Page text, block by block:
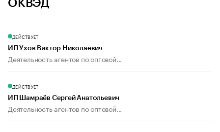
ОКВЭД
ДЕЙСТВУЕТ
ИП Ухов Виктор Николаевич
Деятельность агентов по оптовой...
ДЕЙСТВУЕТ
ИП Шамраёв Сергей Анатольевич
Деятельность агентов по оптовой...